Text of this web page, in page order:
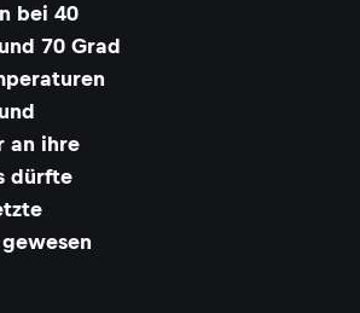
bei 40
70 Grad
an ihre
dürfte